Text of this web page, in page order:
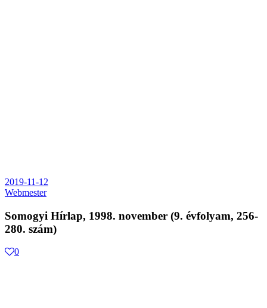
2019-11-12
Webmester
Somogyi Hírlap, 1998. november (9. évfolyam, 256-
280. szám)
0